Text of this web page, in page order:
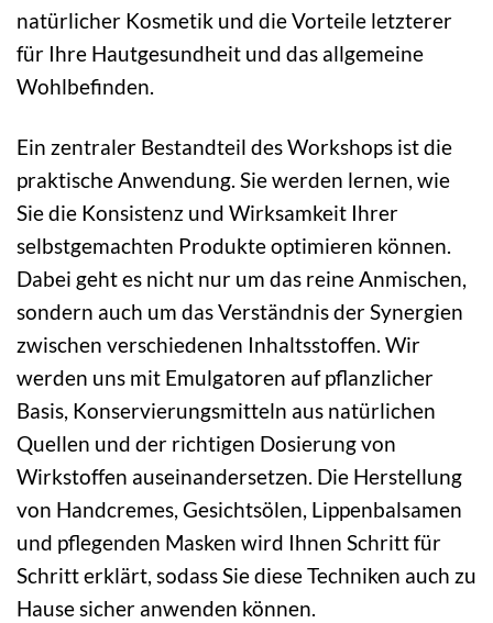
natürlicher Kosmetik und die Vorteile letzterer
für Ihre Hautgesundheit und das allgemeine
Wohlbefinden.
Ein zentraler Bestandteil des Workshops ist die
praktische Anwendung. Sie werden lernen, wie
Sie die Konsistenz und Wirksamkeit Ihrer
selbstgemachten Produkte optimieren können.
Dabei geht es nicht nur um das reine Anmischen,
sondern auch um das Verständnis der Synergien
zwischen verschiedenen Inhaltsstoffen. Wir
werden uns mit Emulgatoren auf pflanzlicher
Basis, Konservierungsmitteln aus natürlichen
Quellen und der richtigen Dosierung von
Wirkstoffen auseinandersetzen. Die Herstellung
von Handcremes, Gesichtsölen, Lippenbalsamen
und pflegenden Masken wird Ihnen Schritt für
Schritt erklärt, sodass Sie diese Techniken auch zu
Hause sicher anwenden können.